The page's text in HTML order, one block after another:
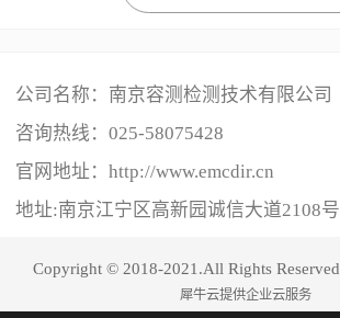
公司名称：南京容测检测技术有限公司
咨询热线： 025-58075428
官网地址：http://www.emcdir.cn
地址:南京江宁区高新园诚信大道2108号
Copyright © 2018-2021.All Rights Reserved
犀牛云提供企业云服务